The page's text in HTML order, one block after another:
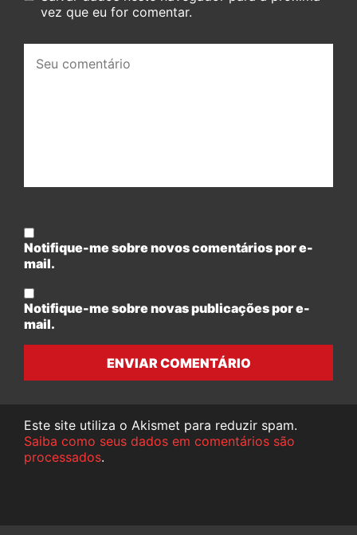
vez que eu for comentar.
comentário:
Notifique-me sobre novos comentários por e-
mail.
Notifique-me sobre novas publicações por e-
mail.
ENVIAR COMENTÁRIO
Este site utiliza o Akismet para reduzir spam.
Saiba como seus dados em comentários são
processados.